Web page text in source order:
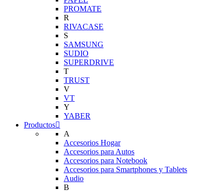
PROMATE
R
RIVACASE
S
SAMSUNG
SUDIO
SUPERDRIVE
T
TRUST
V
VT
Y
YABER
Productos
A
Accesorios Hogar
Accesorios para Autos
Accesorios para Notebook
Accesorios para Smartphones y Tablets
Audio
B